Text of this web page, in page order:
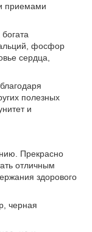
приемами
фосфор
сердца,
полезных
и
Прекрасно
отличным
здорового
черная